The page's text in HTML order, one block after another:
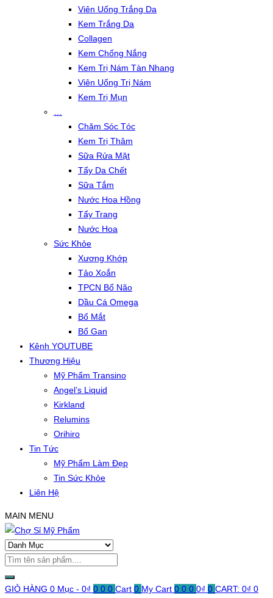
Viên Uống Trắng Da
Kem Trắng Da
Collagen
Kem Chống Nắng
Kem Trị Nám Tàn Nhang
Viên Uống Trị Nám
Kem Trị Mụn
Chăm Sóc Tóc
Kem Trị Thâm
Sữa Rửa Mặt
Tẩy Da Chết
Sữa Tắm
Nước Hoa Hồng
Tẩy Trang
Nước Hoa
Sức Khỏe
Xương Khớp
Tảo Xoắn
TPCN Bổ Não
Dầu Cá Omega
Bổ Mắt
Bổ Gan
Kênh YOUTUBE
Thương Hiệu
Mỹ Phẩm Transino
Angel’s Liquid
Kirkland
Relumins
Orihiro
Tin Tức
Mỹ Phẩm Làm Đẹp
Tin Sức Khỏe
Liên Hệ
MAIN MENU
GIỎ HÀNG 0 Mục - 0₫ 0 0 0 Cart 0 My Cart 0 0 0 0₫ 0 CART: 0₫ 0